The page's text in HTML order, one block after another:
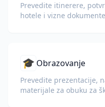
Prevedite itinerere,
hotele i vizne
🎓 Obrazovanje
Prevedite prezentacije,
materijale za obuku za